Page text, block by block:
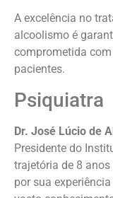
A excelência no
alcoolismo é
comprometida
pacientes.
Psiquiatra
Dr. José Lúcio de
Presidente do
trajetória de 8
por sua